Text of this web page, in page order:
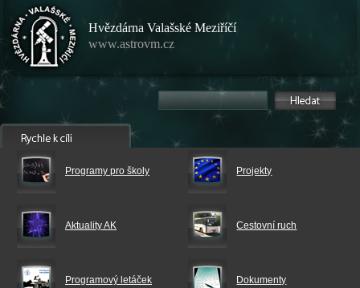
Hvězdárna Valašské Meziříčí
www.astrovm.cz
Programy pro školy Projekty
Aktuality AK Cestovní ruch
Programový letáček Dokumenty